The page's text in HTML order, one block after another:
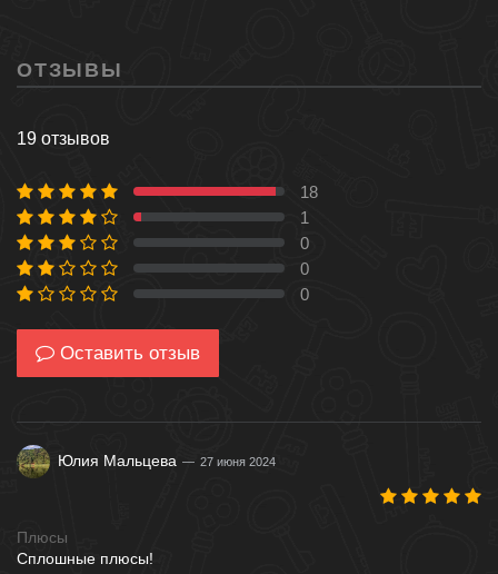
ОТЗЫВЫ
19 отзывов
94 % 18
5 % 1
0 % 0
0 % 0
0 % 0
Оставить отзыв
Юлия Мальцева 27 июня 2024
Плюсы
Сплошные плюсы!